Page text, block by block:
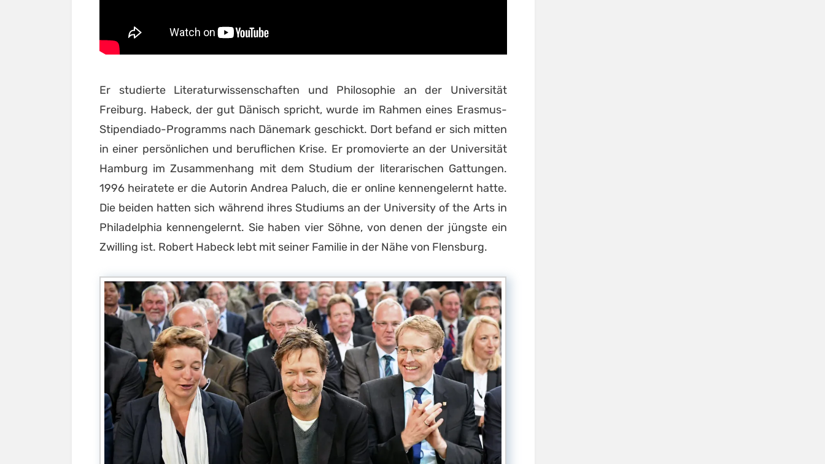
Er studierte Literaturwissenschaften und Philosophie an der Universität
Freiburg. Habeck, der gut Dänisch spricht, wurde im Rahmen eines Erasmus-
Stipendiado-Programms nach Dänemark geschickt. Dort befand er sich mitten
in einer persönlichen und beruflichen Krise. Er promovierte an der Universität
Hamburg im Zusammenhang mit dem Studium der literarischen Gattungen.
1996 heiratete er die Autorin Andrea Paluch, die er online kennengelernt hatte.
Die beiden hatten sich während ihres Studiums an der University of the Arts in
Philadelphia kennengelernt. Sie haben vier Söhne, von denen der jüngste ein
Zwilling ist. Robert Habeck lebt mit seiner Familie in der Nähe von Flensburg.